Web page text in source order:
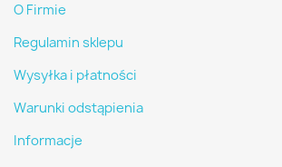
O Firmie
Regulamin sklepu
Wysyłka i płatności
Warunki odstąpienia
Informacje